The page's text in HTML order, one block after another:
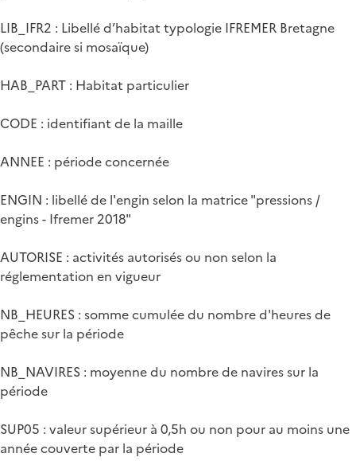
LIB_IFR2 : Libellé d’habitat typologie IFREMER Bretagne
(secondaire si mosaïque)
HAB_PART : Habitat particulier
CODE : identifiant de la maille
ANNEE : période concernée
ENGIN : libellé de l'engin selon la matrice "pressions /
engins - Ifremer 2018"
AUTORISE : activités autorisés ou non selon la
réglementation en vigueur
NB_HEURES : somme cumulée du nombre d'heures de
pêche sur la période
NB_NAVIRES : moyenne du nombre de navires sur la
période
SUP05 : valeur supérieur à 0,5h ou non pour au moins une
année couverte par la période